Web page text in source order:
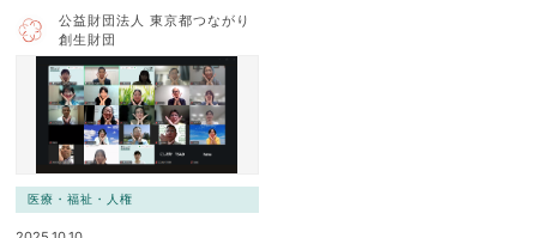
公益財団法人 東京都つながり
創生財団
医療・福祉・人権